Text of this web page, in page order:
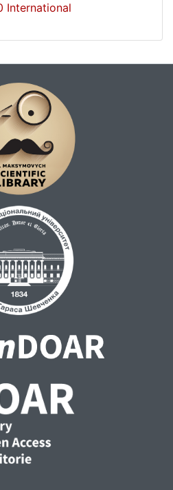
International